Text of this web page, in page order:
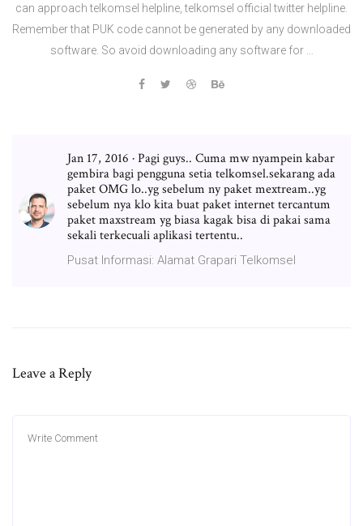
can approach telkomsel helpline, telkomsel official twitter helpline.
Remember that PUK code cannot be generated by any downloaded
software. So avoid downloading any software for …
Jan 17, 2016 · Pagi guys.. Cuma mw nyampein kabar
gembira bagi pengguna setia telkomsel.sekarang ada
paket OMG lo..yg sebelum ny paket mextream..yg
sebelum nya klo kita buat paket internet tercantum
paket maxstream yg biasa kagak bisa di pakai sama
sekali terkecuali aplikasi tertentu..
Pusat Informasi: Alamat Grapari Telkomsel
Leave a Reply